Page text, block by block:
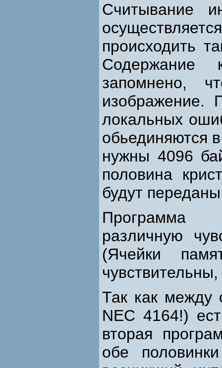
Считывание
происходить
Содержание
запомнено,
изображение.
локальных
обьединяются
нужны 4096
половина
будут
Программа
различную
(Ячейки
Так как между
NEC 4164!)
вторая
обе